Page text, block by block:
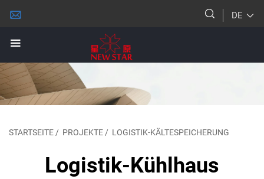
DE
STARTSEITE/ PROJEKTE/ LOGISTIK-KÄLTESPEICHERUNG
Logistik-Kühlhaus